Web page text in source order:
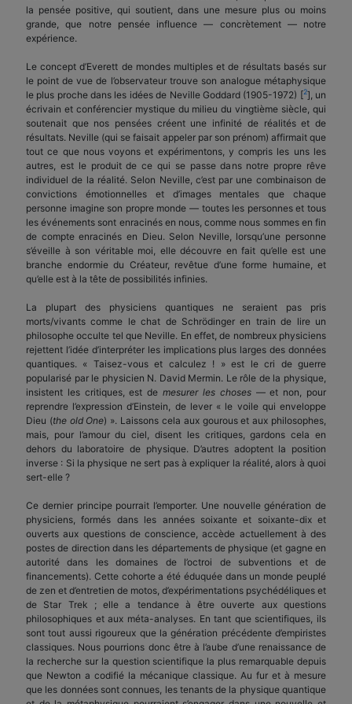
la pensée positive, qui soutient, dans une mesure plus ou moins
grande, que notre pensée influence — concrètement — notre
expérience.
Le concept d’Everett de mondes multiples et de résultats basés sur
le point de vue de l’observateur trouve son analogue métaphysique
le plus proche dans les idées de Neville Goddard (1905-1972) [2], un
écrivain et conférencier mystique du milieu du vingtième siècle, qui
soutenait que nos pensées créent une infinité de réalités et de
résultats. Neville (qui se faisait appeler par son prénom) affirmait que
tout ce que nous voyons et expérimentons, y compris les uns les
autres, est le produit de ce qui se passe dans notre propre rêve
individuel de la réalité. Selon Neville, c’est par une combinaison de
convictions émotionnelles et d’images mentales que chaque
personne imagine son propre monde — toutes les personnes et tous
les événements sont enracinés en nous, comme nous sommes en fin
de compte enracinés en Dieu. Selon Neville, lorsqu’une personne
s’éveille à son véritable moi, elle découvre en fait qu’elle est une
branche endormie du Créateur, revêtue d’une forme humaine, et
qu’elle est à la tête de possibilités infinies.
La plupart des physiciens quantiques ne seraient pas pris
morts/vivants comme le chat de Schrödinger en train de lire un
philosophe occulte tel que Neville. En effet, de nombreux physiciens
rejettent l’idée d’interpréter les implications plus larges des données
quantiques. « Taisez-vous et calculez ! » est le cri de guerre
popularisé par le physicien N. David Mermin. Le rôle de la physique,
insistent les critiques, est demesurer les choses— et non, pour
reprendre l’expression d’Einstein, de lever « le voile qui enveloppe
Dieu (the old One) ». Laissons cela aux gourous et aux philosophes,
mais, pour l’amour du ciel, disent les critiques, gardons cela en
dehors du laboratoire de physique. D’autres adoptent la position
inverse : Si la physique ne sert pas à expliquer la réalité, alors à quoi
sert-elle ?
Ce dernier principe pourrait l’emporter. Une nouvelle génération de
physiciens, formés dans les années soixante et soixante-dix et
ouverts aux questions de conscience, accède actuellement à des
postes de direction dans les départements de physique (et gagne en
autorité dans les domaines de l’octroi de subventions et de
financements). Cette cohorte a été éduquée dans un monde peuplé
de zen et d’entretien de motos, d’expérimentations psychédéliques et
de Star Trek ; elle a tendance à être ouverte aux questions
philosophiques et aux méta-analyses. En tant que scientifiques, ils
sont tout aussi rigoureux que la génération précédente d’empiristes
classiques. Nous pourrions donc être à l’aube d’une renaissance de
la recherche sur la question scientifique la plus remarquable depuis
que Newton a codifié la mécanique classique. Au fur et à mesure
que les données sont connues, les tenants de la physique quantique